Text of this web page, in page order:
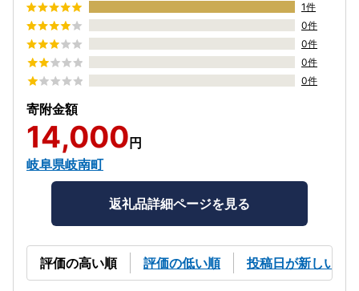
1件
0件
0件
0件
0件
寄附金額
14,000 円
岐阜県岐南町
返礼品詳細ページを見る
評価の高い順 評価の低い順 投稿日が新しい順